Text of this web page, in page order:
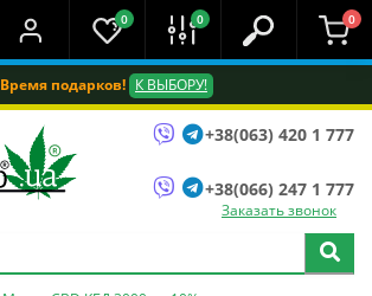
Время подарков! К ВЫБОРУ!
0 0 0
+38(063) 420 1 777
+38(066) 247 1 777
Заказать звонок